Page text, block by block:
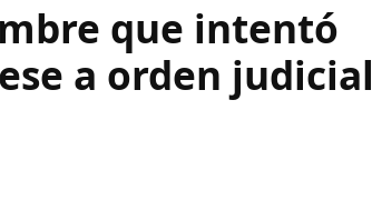
que intentó
a orden judicial